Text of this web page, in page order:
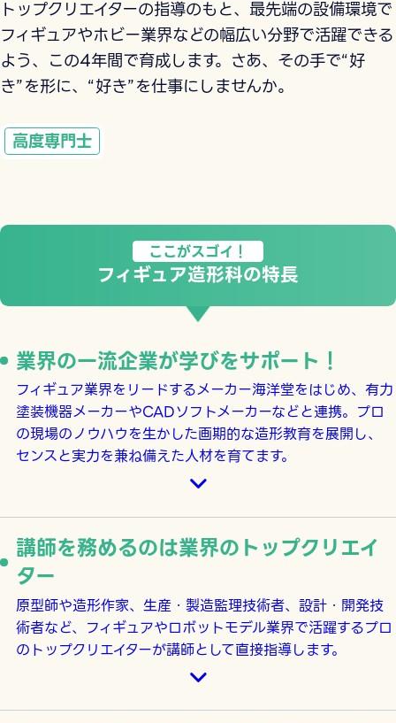
トップクリエイターの指導のもと、最先端の設備環境で
フィギュアやホビー業界などの幅広い分野で活躍できる
よう、この4年間で育成します。さあ、その手で“好
き”を形に、“好き”を仕事にしませんか。
高度専門士
ここがスゴイ！
フィギュア造形科の特長
業界の一流企業が学びをサポート！
フィギュア業界をリードするメーカー海洋堂をはじめ、有力
塗装機器メーカーやCADソフトメーカーなどと連携。プロ
の現場のノウハウを生かした画期的な造形教育を展開し、
センスと実力を兼ね備えた人材を育てます。
講師を務めるのは業界のトップクリエイ
ター
原型師や造形作家、生産・製造監理技術者、設計・開発技
術者など、フィギュアやロボットモデル業界で活躍するプロ
のトップクリエイターが講師として直接指導します。